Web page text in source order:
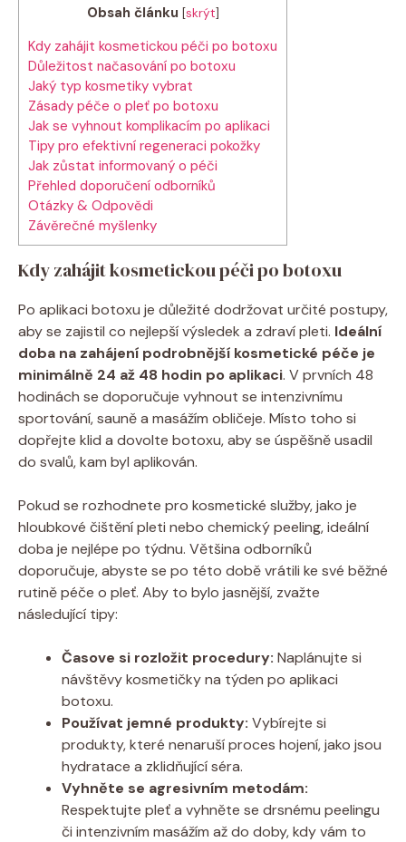
Obsah článku [skrýt]
Kdy zahájit kosmetickou péči po botoxu
Důležitost načasování po botoxu
Jaký typ kosmetiky vybrat
Zásady péče o pleť po botoxu
Jak se vyhnout komplikacím po aplikaci
Tipy pro efektivní regeneraci pokožky
Jak zůstat informovaný o péči
Přehled doporučení odborníků
Otázky & Odpovědi
Závěrečné myšlenky
Kdy zahájit kosmetickou péči po botoxu
Po aplikaci botoxu je důležité dodržovat určité postupy,
aby se zajistil co nejlepší výsledek a zdraví pleti. Ideální
doba na zahájení podrobnější kosmetické péče je
minimálně 24 až 48 hodin po aplikaci. V prvních 48
hodinách se doporučuje vyhnout se intenzivnímu
sportování, sauně a masážím obličeje. Místo toho si
dopřejte klid a dovolte botoxu, aby se úspěšně usadil
do svalů, kam byl aplikován.
Pokud se rozhodnete pro kosmetické služby, jako je
hloubkové čištění pleti nebo chemický peeling, ideální
doba je nejlépe po týdnu. Většina odborníků
doporučuje, abyste se po této době vrátili ke své běžné
rutině péče o pleť. Aby to bylo jasnější, zvažte
následující tipy:
Časove si rozložit procedury: Naplánujte si
návštěvy kosmetičky na týden po aplikaci
botoxu.
Používat jemné produkty: Vybírejte si
produkty, které nenaruší proces hojení, jako jsou
hydratace a zklidňující séra.
Vyhněte se agresivním metodám:
Respektujte pleť a vyhněte se drsnému peelingu
či intenzivním masážím až do doby, kdy vám to